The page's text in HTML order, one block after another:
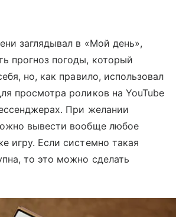
заглядывал в «Мой день»,
прогноз погоды, который
но, как правило, использовал
просмотра роликов на YouTube
При желании
вывести вообще любое
игру. Если системно такая
то это можно сделать